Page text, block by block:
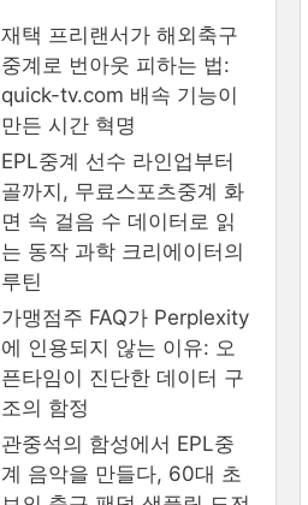
재택 프리랜서가 해외축구
중계로 번아웃 피하는 법:
quick-tv.com 배속 기능이
만든 시간 혁명
EPL중계 선수 라인업부터
골까지, 무료스포츠중계 화
면 속 걸음 수 데이터로 읽
는 동작 과학 크리에이터의
루틴
가맹점주 FAQ가 Perplexity
에 인용되지 않는 이유: 오
픈타임이 진단한 데이터 구
조의 함정
관중석의 함성에서 EPL중
계 음악을 만들다, 60대 초